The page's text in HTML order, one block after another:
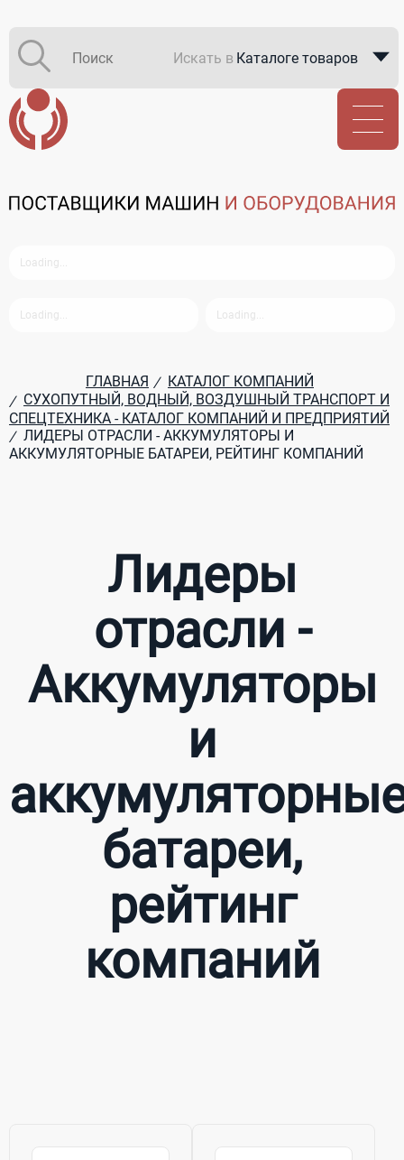
Искать в Каталоге товаров
Каталоге компаний
ГЛАВНАЯ / КАТАЛОГ КОМПАНИЙ
/ СУХОПУТНЫЙ, ВОДНЫЙ, ВОЗДУШНЫЙ ТРАНСПОРТ И
СПЕЦТЕХНИКА - КАТАЛОГ КОМПАНИЙ И ПРЕДПРИЯТИЙ
/ ЛИДЕРЫ ОТРАСЛИ - АККУМУЛЯТОРЫ И
АККУМУЛЯТОРНЫЕ БАТАРЕИ, РЕЙТИНГ КОМПАНИЙ
Лидеры
отрасли -
Аккумуляторы
и
батареи,
рейтинг
компаний